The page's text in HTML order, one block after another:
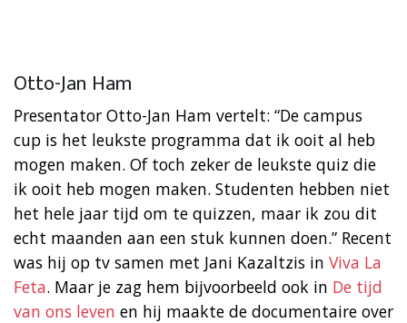
Otto-Jan Ham
Presentator Otto-Jan Ham vertelt: “De campus
cup is het leukste programma dat ik ooit al heb
mogen maken. Of toch zeker de leukste quiz die
ik ooit heb mogen maken. Studenten hebben niet
het hele jaar tijd om te quizzen, maar ik zou dit
echt maanden aan een stuk kunnen doen.” Recent
was hij op tv samen met Jani Kazaltzis in Viva La
Feta. Maar je zag hem bijvoorbeeld ook in De tijd
van ons leven en hij maakte de documentaire over